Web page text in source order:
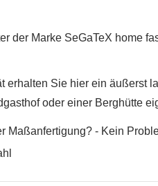
der Marke SeGaTeX home
erhalten Sie hier ein
oder einer Berghütte
Maßanfertigung? - Kein